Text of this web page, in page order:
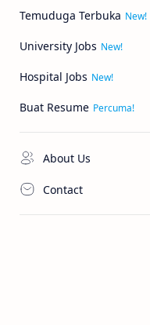
Temuduga Terbuka
University Jobs
Hospital Jobs
Buat Resume
About Us
Contact